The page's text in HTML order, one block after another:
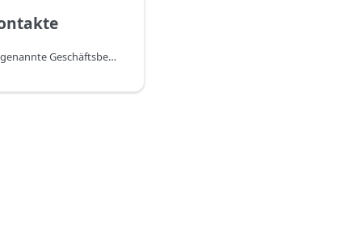
Kontakte werden über sogenannte Geschäftsbeziehungen mit Debitoren (und/oder Kreditoren) verknüpft. Details zu der Funktionsweise von Geschäftsbeziehungen entnehmen Sie bitte diesem Teil der Microsoft Dokumentation.